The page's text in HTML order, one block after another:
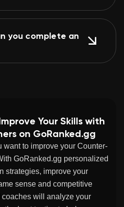
you complete an
Your Skills with
on GoRanked.gg
want to improve your Counter-
GoRanked.gg personalized
strategies, improve your
sense and competitive
will analyze your